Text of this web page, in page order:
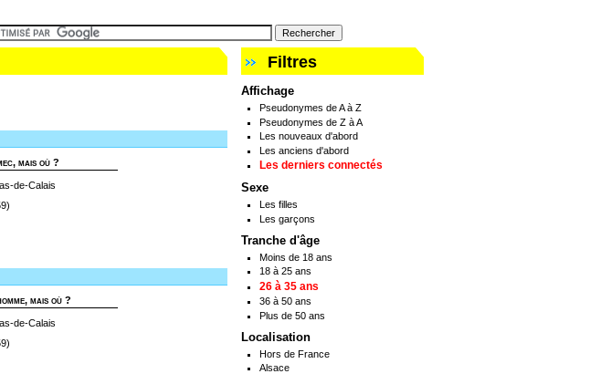
mais où ?
de-Calais
mais où ?
de-Calais
Filtres
Affichage
Pseudonymes de A à Z
Pseudonymes de Z à A
Les nouveaux d'abord
Les anciens d'abord
Les derniers connectés
Sexe
Les filles
Les garçons
Tranche d'âge
Moins de 18 ans
18 à 25 ans
26 à 35 ans
36 à 50 ans
Plus de 50 ans
Localisation
Hors de France
Alsace